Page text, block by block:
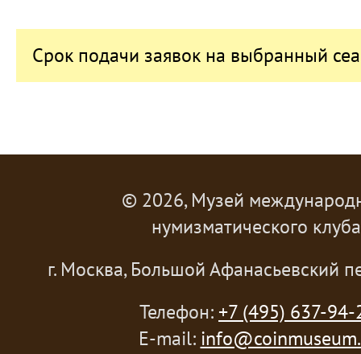
Срок подачи заявок на выбранный
© 2026, Музей
нумизматического
г. Москва, Большой Афанасьевский
Телефон: +7 (495) 637-94-
E-mail: